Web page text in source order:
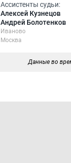
Ассистенты судьи:
Алексей Кузнецов
Андрей Болотенков
Иваново
Москва
Данные во